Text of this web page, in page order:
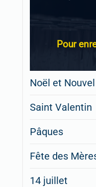
Pour
Noël et
Saint Valentin
Pâques
Fête des
14 juillet